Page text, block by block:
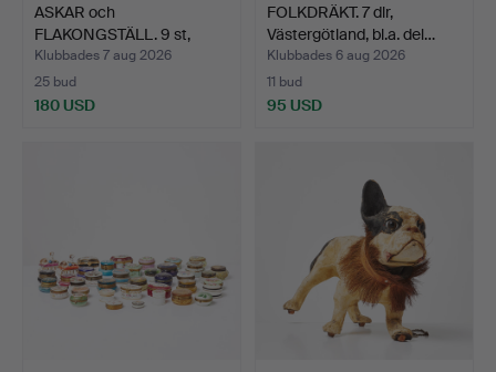
ASKAR och
FLAKONGSTÄLL. 9 st,
mässing.
Klubbades 7 aug 2026
25 bud
180 USD
FOLKDRÄKT. 7 dlr,
Västergötland, bl.a. del…
Klubbades 6 aug 2026
11 bud
95 USD